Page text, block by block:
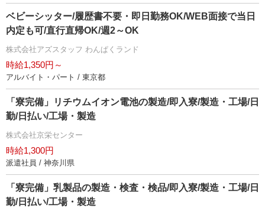
ベビーシッター/履歴書不要・即日勤務OK/WEB面接で当日
内定も可/直行直帰OK/週2～OK
株式会社アズスタッフ わんぱくランド
時給1,350円～
アルバイト・パート / 東京都
「寮完備」リチウムイオン電池の製造/即入寮/製造・工場/日
勤/日払い/工場・製造
株式会社京栄センター
時給1,300円
派遣社員 / 神奈川県
「寮完備」乳製品の製造・検査・検品/即入寮/製造・工場/日
勤/日払い/工場・製造